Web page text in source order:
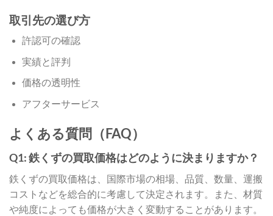
取引先の選び方
許認可の確認
実績と評判
価格の透明性
アフターサービス
よくある質問（FAQ）
Q1: 鉄くずの買取価格はどのように決まりますか？
鉄くずの買取価格は、国際市場の相場、品質、数量、運搬
コストなどを総合的に考慮して決定されます。また、材質
や純度によっても価格が大きく変動することがあります。